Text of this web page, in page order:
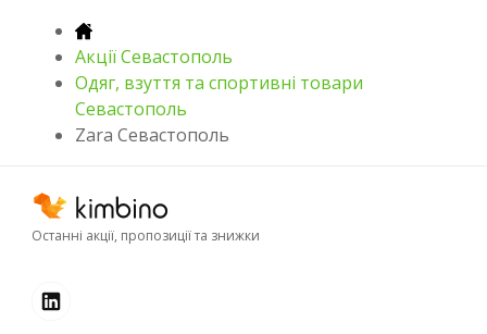
Акції Севастополь
Одяг, взуття та спортивні товари
Севастополь
Zara Севастополь
Останні акції, пропозиції та знижки